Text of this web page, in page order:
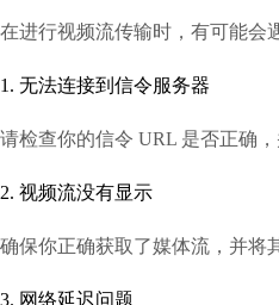
在进行视频流传输时，有可能会
1. 无法连接到信令服务器
请检查你的信令 URL 是否正确
2. 视频流没有显示
确保你正确获取了媒体流，并将
3. 网络延迟问题